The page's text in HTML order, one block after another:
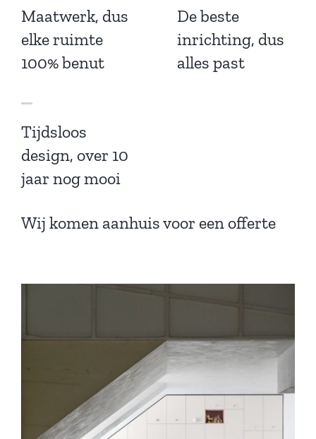
Maatwerk, dus
elke ruimte
100% benut
De beste
inrichting, dus
alles past
Tijdsloos
design, over 10
jaar nog mooi
Wij komen aanhuis voor een offerte